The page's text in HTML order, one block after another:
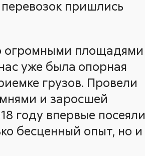
пришлись
огромными площадями
уже была опорная
грузов. Провели
и заросшей
году впервые посеяли
бесценный опыт, но и